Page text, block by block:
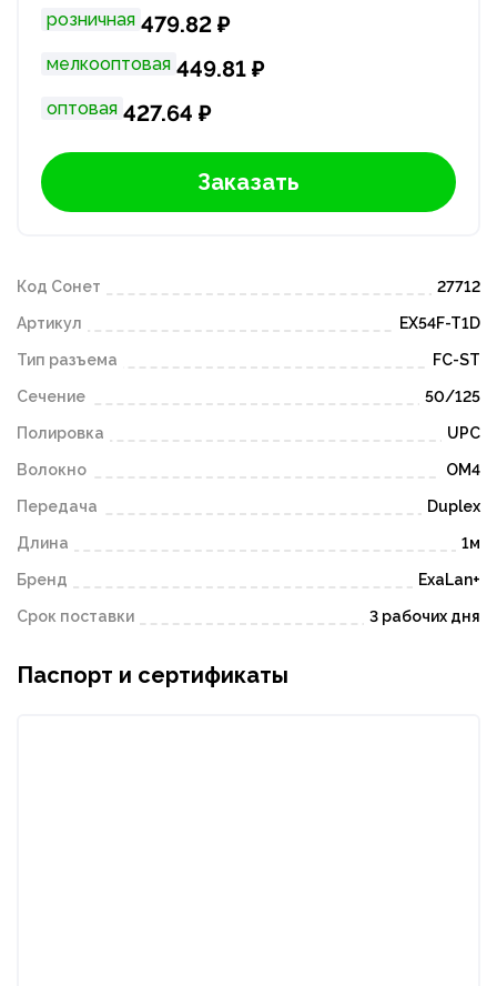
розничная 479.82 ₽
мелкооптовая 449.81 ₽
оптовая 427.64 ₽
Заказать
Код Сонет 27712
Артикул EX54F-T1D
Тип разъема FC-ST
Сечение 50/125
Полировка UPC
Волокно OM4
Передача Duplex
Длина 1м
Бренд ExaLan+
Срок поставки 3 рабочих дня
Паспорт и сертификаты